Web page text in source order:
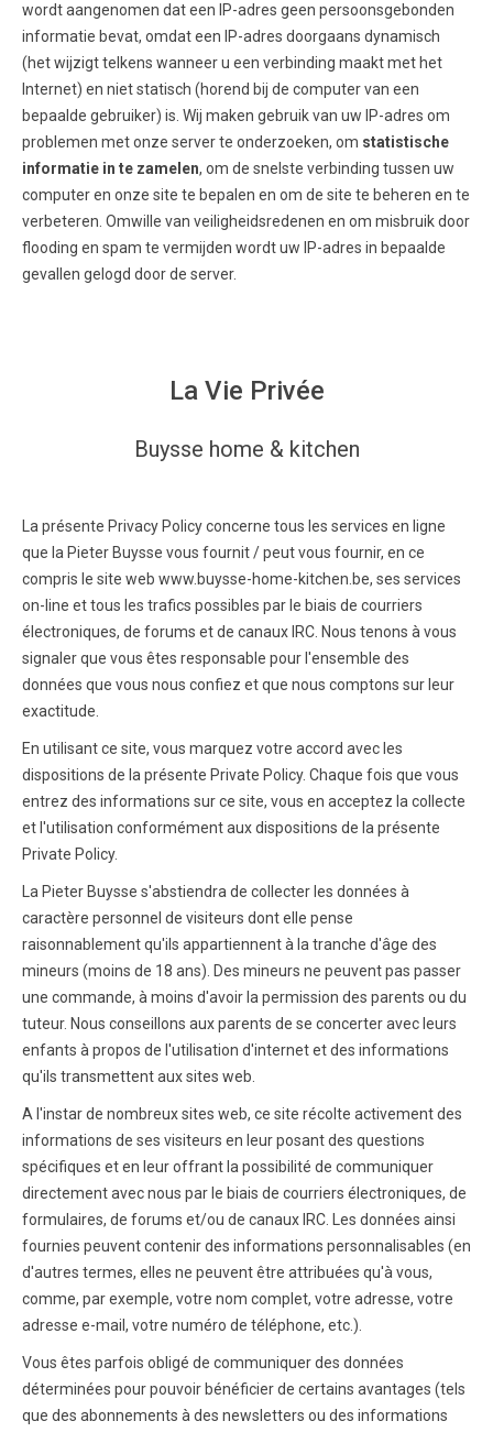
wordt aangenomen dat een IP-adres geen persoonsgebonden
informatie bevat, omdat een IP-adres doorgaans dynamisch
(het wijzigt telkens wanneer u een verbinding maakt met het
Internet) en niet statisch (horend bij de computer van een
bepaalde gebruiker) is. Wij maken gebruik van uw IP-adres om
problemen met onze server te onderzoeken, om statistische
informatie in te zamelen, om de snelste verbinding tussen uw
computer en onze site te bepalen en om de site te beheren en te
verbeteren. Omwille van veiligheidsredenen en om misbruik door
flooding en spam te vermijden wordt uw IP-adres in bepaalde
gevallen gelogd door de server.
La Vie Privée
Buysse home & kitchen
La présente Privacy Policy concerne tous les services en ligne
que la Pieter Buysse vous fournit / peut vous fournir, en ce
compris le site web www.buysse-home-kitchen.be, ses services
on-line et tous les trafics possibles par le biais de courriers
électroniques, de forums et de canaux IRC. Nous tenons à vous
signaler que vous êtes responsable pour l'ensemble des
données que vous nous confiez et que nous comptons sur leur
exactitude.
En utilisant ce site, vous marquez votre accord avec les
dispositions de la présente Private Policy. Chaque fois que vous
entrez des informations sur ce site, vous en acceptez la collecte
et l'utilisation conformément aux dispositions de la présente
Private Policy.
La Pieter Buysse s'abstiendra de collecter les données à
caractère personnel de visiteurs dont elle pense
raisonnablement qu'ils appartiennent à la tranche d'âge des
mineurs (moins de 18 ans). Des mineurs ne peuvent pas passer
une commande, à moins d'avoir la permission des parents ou du
tuteur. Nous conseillons aux parents de se concerter avec leurs
enfants à propos de l'utilisation d'internet et des informations
qu'ils transmettent aux sites web.
A l'instar de nombreux sites web, ce site récolte activement des
informations de ses visiteurs en leur posant des questions
spécifiques et en leur offrant la possibilité de communiquer
directement avec nous par le biais de courriers électroniques, de
formulaires, de forums et/ou de canaux IRC. Les données ainsi
fournies peuvent contenir des informations personnalisables (en
d'autres termes, elles ne peuvent être attribuées qu'à vous,
comme, par exemple, votre nom complet, votre adresse, votre
adresse e-mail, votre numéro de téléphone, etc.).
Vous êtes parfois obligé de communiquer des données
déterminées pour pouvoir bénéficier de certains avantages (tels
que des abonnements à des newsletters ou des informations